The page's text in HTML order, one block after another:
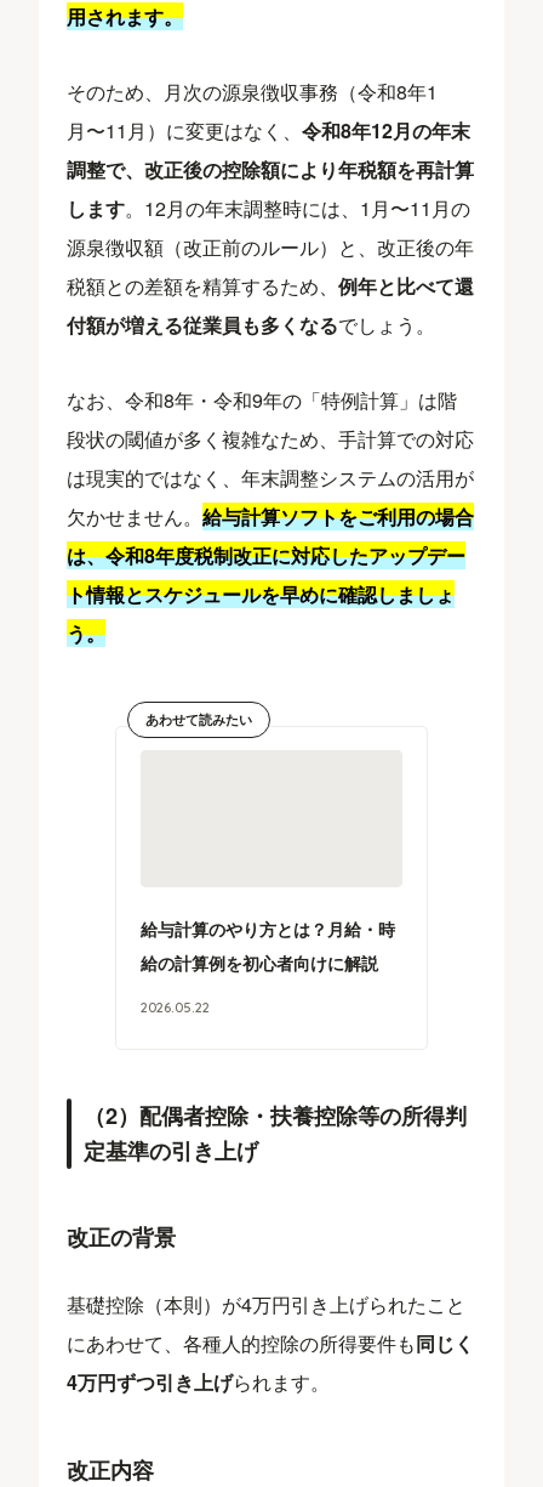
用されます。
そのため、月次の源泉徴収事務（令和8年1
月〜11月）に変更はなく、令和8年12月の年末
調整で、改正後の控除額により年税額を再計算
します。12月の年末調整時には、1月〜11月の
源泉徴収額（改正前のルール）と、改正後の年
税額との差額を精算するため、例年と比べて還
付額が増える従業員も多くなるでしょう。
なお、令和8年・令和9年の「特例計算」は階
段状の閾値が多く複雑なため、手計算での対応
は現実的ではなく、年末調整システムの活用が
欠かせません。給与計算ソフトをご利用の場合
は、令和8年度税制改正に対応したアップデー
ト情報とスケジュールを早めに確認しましょ
う。
あわせて読みたい
給与計算のやり方とは？月給・時
給の計算例を初心者向けに解説
2026.05.22
（2）配偶者控除・扶養控除等の所得判
定基準の引き上げ
改正の背景
基礎控除（本則）が4万円引き上げられたこと
にあわせて、各種人的控除の所得要件も同じく
4万円ずつ引き上げられます。
改正内容